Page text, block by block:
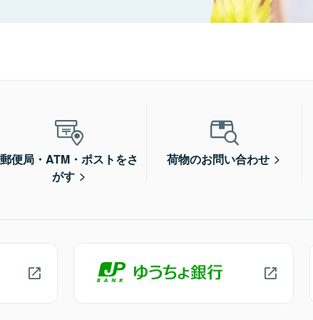
郵便局・ATM・ポストをさ
がす
荷物のお問い合わせ